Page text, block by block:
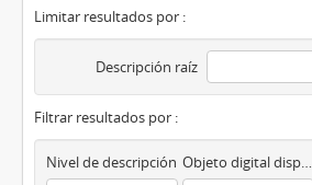
Limitar resultados por :
Descripción raíz
Filtrar resultados por :
Nivel de descripción Objeto digital disponibles